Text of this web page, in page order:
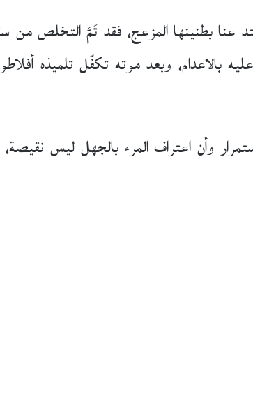
عنا بطنينها المزعج، فقد تَمَّ التخلص من
بالاعدام، وبعد موته تكفّل تلميذه
وأن اعتراف المرء بالجهل ليس